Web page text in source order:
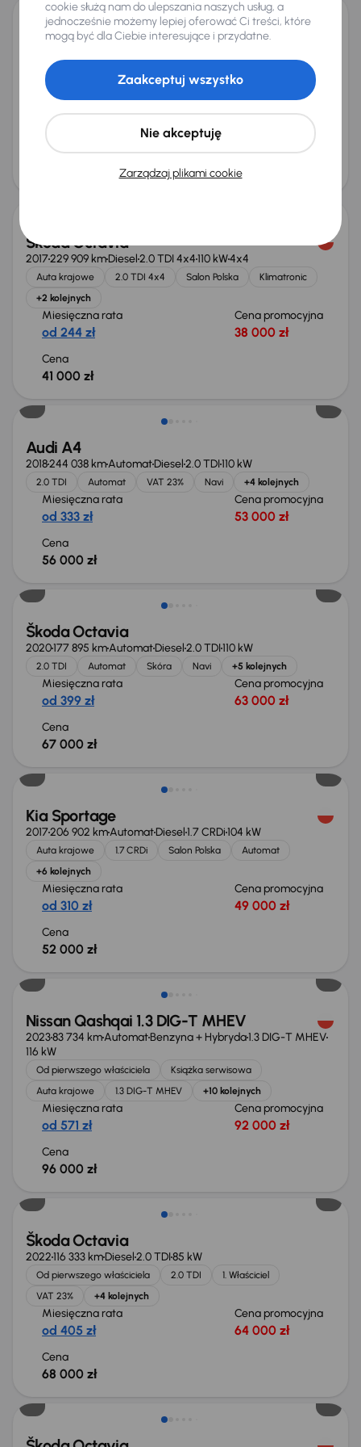
Opel Insignia
Auta krajowe 1.6 CDTI
+4 kolejnych
Miesięczna rata
od 286 zł
Cena promocyjna
Cena
Škoda Octavia
2017229 909 kmDiesel2.0 TDI 4x4110 kW4x4
Auta krajowe 2.0 TDI 4x4 Salon Polska
Klimatronic
+2 kolejnych
Miesięczna rata
od 244 zł
Cena promocyjna
38 000 zł
Cena
41 000 zł
Audi A4
2018244 038 kmAutomatDiesel2.0 TDI110 kW
2.0 TDI Automat VAT 23% Navi +4 kolejnych
Miesięczna rata
od 333 zł
Cena promocyjna
53 000 zł
Cena
56 000 zł
Škoda Octavia
2020177 895 kmAutomatDiesel2.0 TDI110 kW
2.0 TDI Automat Skóra Navi +5 kolejnych
Miesięczna rata
od 399 zł
Cena promocyjna
63 000 zł
Cena
67 000 zł
Kia Sportage
2017206 902 kmAutomatDiesel1.7 CRDi104 kW
Auta krajowe 1.7 CRDi Salon Polska
Automat
+6 kolejnych
Miesięczna rata
od 310 zł
Cena promocyjna
49 000 zł
Cena
52 000 zł
Możliwość odliczenia VAT
Nissan Qashqai 1.3 DIG-T MHEV
202383 734 kmAutomatBenzyna + Hybryda1.3 DIG-T MHEV
116 kW
Od pierwszego właściciela
Książka serwisowa
Auta krajowe
1.3 DIG-T MHEV +10 kolejnych
Miesięczna rata
od 571 zł
Cena promocyjna
92 000 zł
Cena
96 000 zł
Możliwość odliczenia VAT
Škoda Octavia
2022116 333 kmDiesel2.0 TDI85 kW
Od pierwszego właściciela 2.0 TDI
1. Właściciel
VAT 23%
+4 kolejnych
Miesięczna rata
od 405 zł
Cena promocyjna
64 000 zł
Cena
68 000 zł
Możliwość odliczenia VAT
cookie służą nam do ulepszania naszych usług, a
jednocześnie możemy lepiej oferować Ci treści, które
mogą być dla Ciebie interesujące i przydatne.
Zarządzaj plikami cookie
Nie akceptuję
Zaakceptuj wszystko